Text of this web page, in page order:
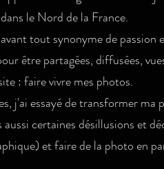
le Nord de la France.
tout synonyme de passion
être partagées, diffusées,
: faire vivre mes photos.
j'ai essayé de transformer
certaines désillusions et
et faire de la photo en